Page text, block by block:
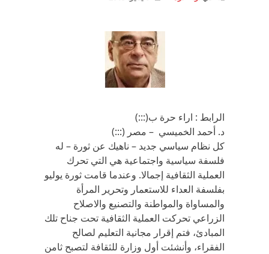
الرابط : اراء حرة ب(:::)
د. أحمد الخميسي – مصر (:::)
كل نظام سياسي جديد – ناهيك عن ثورة – له
فلسفة سياسية واجتماعية هي التي تحرك
العملية الثقافية إجمالا. وعندما قامت ثورة يوليو
بفلسفة العداء للاستعمار وتحرير المرأة
والمساواة والمواطنة والتصنيع والاصلاح
الزراعي تحركت العملية الثقافية تحت جناح تلك
المبادئ، فتم إقرار مجانية التعليم لصالح
الفقراء، وأنشئت أول وزارة للثقافة لتصبح ثامن